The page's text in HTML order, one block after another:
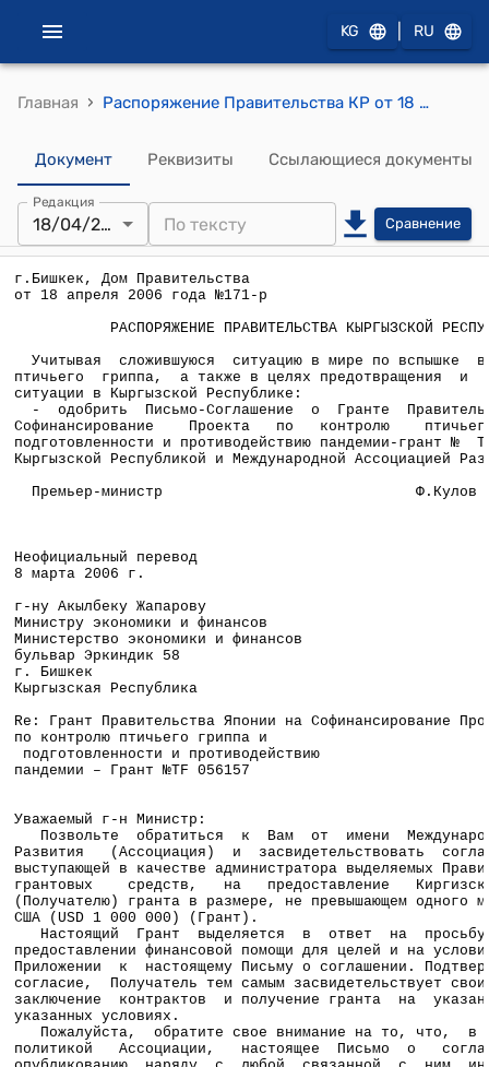
KG RU
Главная › Распоряжение Правительства КР от 18 апреля 2006 года №171-р (Об одобрении Письма-Соглашения о Гранте Правительства Японии на Софинансирование Проекта по контролю птичьего гриппа и подготовленности и противодействию пандемии-грант между Кыргызской Республикой и Международной Ассоциацией Развития)
Документ Реквизиты Ссылающиеся документы
Редакция
18/04/2006 Сравнение